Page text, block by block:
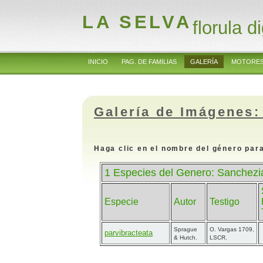
LA SELVAflorula
INICIO PAG. DE FAMILIAS GALERÍA
Galería de
Haga clic en el nombre del género
1 Especies del Genero:
Especie Autor Testigo
parvibracteata
Sprague
& Hutch.
O. Vargas 1709,
LSCR.